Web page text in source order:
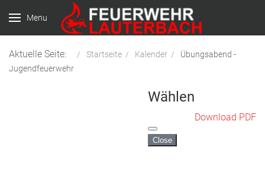
Menu
Aktuelle Seite: Startseite Kalender
Übungsabend -
Jugendfeuerwehr
Wählen
Close
Download PDF